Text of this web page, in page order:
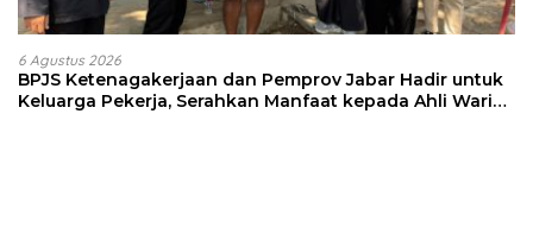
6 Agustus 2026
BPJS Ketenagakerjaan dan Pemprov Jabar Hadir untuk
Keluarga Pekerja, Serahkan Manfaat kepada Ahli Waris